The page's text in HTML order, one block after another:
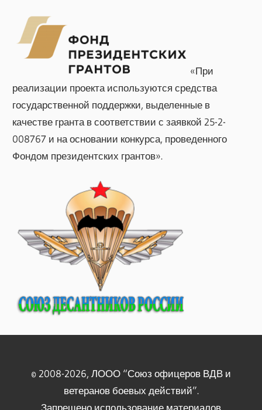
«При
реализации проекта используются средства
государственной поддержки, выделенные в
качестве гранта в соответствии с заявкой 25-2-
008767 и на основании конкурса, проведенного
Фондом президентских грантов».
© 2008-2026, ЛООО “Союз офицеров ВДВ и
ветеранов боевых действий”.
Запрещено использование материалов